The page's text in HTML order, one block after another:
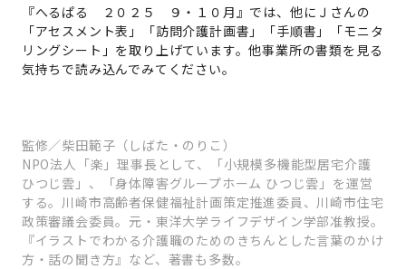
『へるぱる ２０２５ ９・１０月』では、他にＪさんの
「アセスメント表」「訪問介護計画書」「手順書」「モニタ
リングシート」を取り上げています。他事業所の書類を見る
気持ちで読み込んでみてください。
監修／柴田範子（しばた・のりこ）
NPO法人「楽」理事長として、「小規模多機能型居宅介護
ひつじ雲」、「身体障害グループホーム ひつじ雲」を運営
する。川崎市高齢者保健福祉計画策定推進委員、川崎市住宅
政策審議会委員。元・東洋大学ライフデザイン学部准教授。
『イラストでわかる介護職のためのきちんとした言葉のかけ
方・話の聞き方』など、著書も多数。